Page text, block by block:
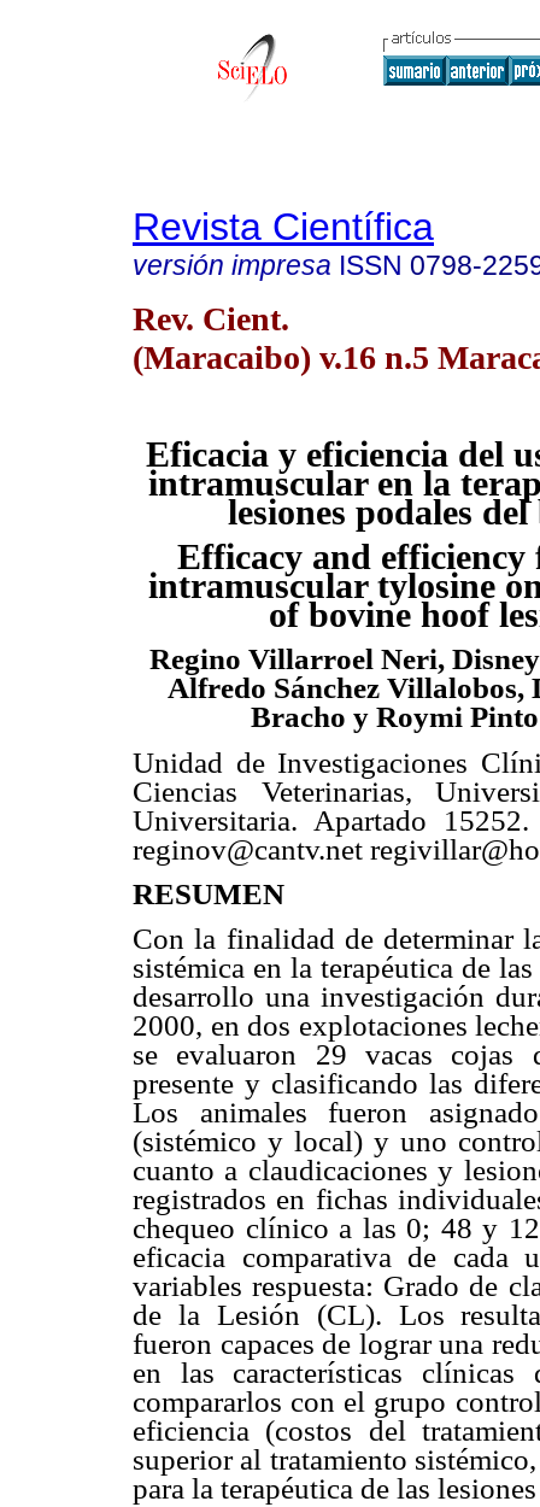
Revista Científica
versión impresa ISSN 0798-
Rev. Cient.
(Maracaibo) v.16 n.5
Eficacia y eficiencia del
intramuscular en la
lesiones podales
Efficacy and efficiency
intramuscular tylosine
of bovine hoof
Regino Villarroel Neri,
Alfredo Sánchez Villalobos,
Bracho y Roymi
Unidad de Investigaciones
Ciencias Veterinarias,
Universitaria. Apartado
reginov@cantv.net
RESUMEN
Con la finalidad de determinar
sistémica en la terapéutica de
desarrollo una investigación
2000, en dos explotaciones
se evaluaron 29 vacas cojas
presente y clasificando las
Los animales fueron
(sistémico y local) y uno
cuanto a claudicaciones y
registrados en fichas
chequeo clínico a las 0; 48 y
eficacia comparativa de cada
variables respuesta: Grado de
de la Lesión (CL). Los
fueron capaces de lograr una
en las características
compararlos con el grupo
eficiencia (costos del
superior al tratamiento
para la terapéutica de las